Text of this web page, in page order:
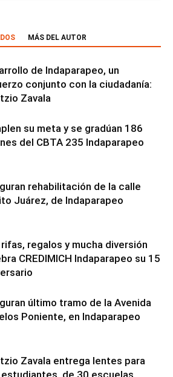
MÁS DEL AUTOR
de Indaparapeo, un
conjunto con la ciudadanía:
Zavala
su meta y se gradúan 186
del CBTA 235 Indaparapeo
rehabilitación de la calle
Juárez, de Indaparapeo
rifas, regalos y mucha diversión
CREDIMICH Indaparapeo su 15
último tramo de la Avenida
Poniente, en Indaparapeo
Zavala entrega lentes para
de 30 escuelas